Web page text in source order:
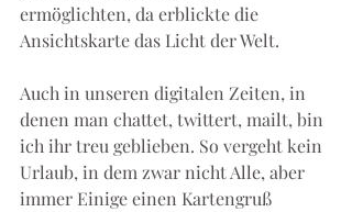
ermöglichten, da erblickte die
Ansichtskarte das Licht der Welt.
Auch in unseren digitalen Zeiten, in
denen man chattet, twittert, mailt, bin
ich ihr treu geblieben. So vergeht kein
Urlaub, in dem zwar nicht Alle, aber
immer Einige einen Kartengruß